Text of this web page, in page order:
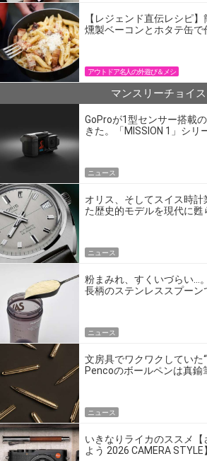
【レジェンド直伝レシピ
燻製ベーコンとホタテ缶
アウトドア名人の外遊び＆メシ
マンスリーチョイス
GoProが1型センサー搭載
きた。「MISSION 1」シリ
ニュース
オリス、そしてスイス時
た歴史的モデルを現代に
ニュース
粉まみれ、すくいづらい…
長柄のステンレススプーン
ニュース
文房具でワクワクしていた
Pencoのボールペンは真鍮
ニュース
いきなりライカのススメ
よう 2026 CAMERA STYLE】